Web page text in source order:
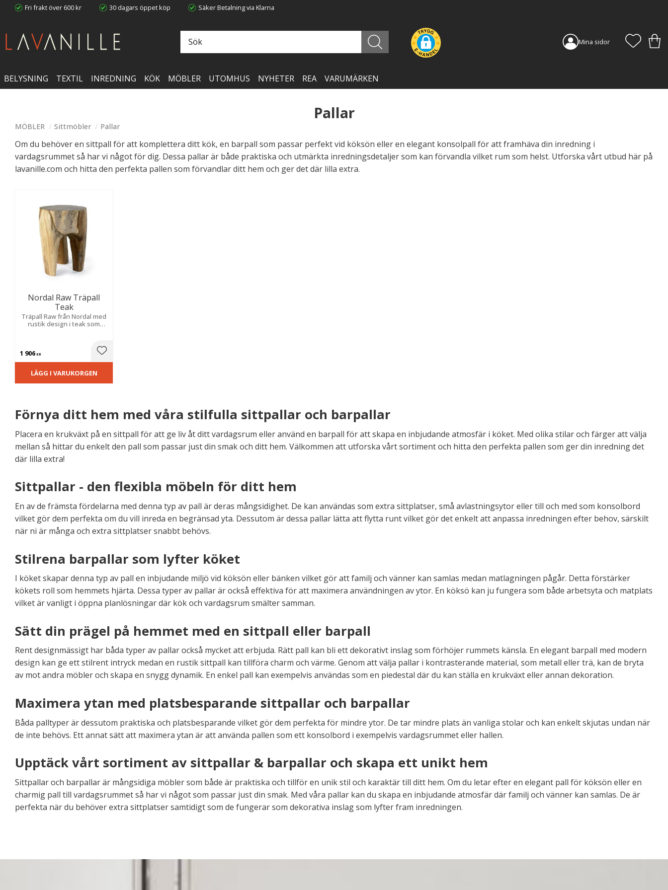
Fri frakt över 600 kr 30 dagars öppet köp Säker Betalning via Klarna
Mina sidor
BELYSNING TEXTIL INREDNING KÖK MÖBLER UTOMHUS NYHETER REA VARUMÄRKEN
Pallar
MÖBLER Sittmöbler Pallar
Om du behöver en sittpall för att komplettera ditt kök, en barpall som passar perfekt vid köksön eller en elegant konsolpall för att framhäva din inredning i
vardagsrummet så har vi något för dig. Dessa pallar är både praktiska och utmärkta inredningsdetaljer som kan förvandla vilket rum som helst. Utforska vårt utbud här på
lavanille.com och hitta den perfekta pallen som förvandlar ditt hem och ger det där lilla extra.
Nordal Raw Träpall
Teak
Träpall Raw från Nordal med
rustik design i teak som
1 906 KR Lägg till i favoriter
LÄGG I VARUKORGEN
Förnya ditt hem med våra stilfulla sittpallar och barpallar
Placera en krukväxt på en sittpall för att ge liv åt ditt vardagsrum eller använd en barpall för att skapa en inbjudande atmosfär i köket. Med olika stilar och färger att välja
mellan så hittar du enkelt den pall som passar just din smak och ditt hem. Välkommen att utforska vårt sortiment och hitta den perfekta pallen som ger din inredning det
där lilla extra!
Sittpallar - den flexibla möbeln för ditt hem
En av de främsta fördelarna med denna typ av pall är deras mångsidighet. De kan användas som extra sittplatser, små avlastningsytor eller till och med som konsolbord
vilket gör dem perfekta om du vill inreda en begränsad yta. Dessutom är dessa pallar lätta att flytta runt vilket gör det enkelt att anpassa inredningen efter behov, särskilt
när ni är många och extra sittplatser snabbt behövs.
Stilrena barpallar som lyfter köket
I köket skapar denna typ av pall en inbjudande miljö vid köksön eller bänken vilket gör att familj och vänner kan samlas medan matlagningen pågår. Detta förstärker
kökets roll som hemmets hjärta. Dessa typer av pallar är också effektiva för att maximera användningen av ytor. En köksö kan ju fungera som både arbetsyta och matplats
vilket är vanligt i öppna planlösningar där kök och vardagsrum smälter samman.
Sätt din prägel på hemmet med en sittpall eller barpall
Rent designmässigt har båda typer av pallar också mycket att erbjuda. Rätt pall kan bli ett dekorativt inslag som förhöjer rummets känsla. En elegant barpall med modern
design kan ge ett stilrent intryck medan en rustik sittpall kan tillföra charm och värme. Genom att välja pallar i kontrasterande material, som metall eller trä, kan de bryta
av mot andra möbler och skapa en snygg dynamik. En enkel pall kan exempelvis användas som en piedestal där du kan ställa en krukväxt eller annan dekoration.
Maximera ytan med platsbesparande sittpallar och barpallar
Båda palltyper är dessutom praktiska och platsbesparande vilket gör dem perfekta för mindre ytor. De tar mindre plats än vanliga stolar och kan enkelt skjutas undan när
de inte behövs. Ett annat sätt att maximera ytan är att använda pallen som ett konsolbord i exempelvis vardagsrummet eller hallen.
Upptäck vårt sortiment av sittpallar & barpallar och skapa ett unikt hem
Sittpallar och barpallar är mångsidiga möbler som både är praktiska och tillför en unik stil och karaktär till ditt hem. Om du letar efter en elegant pall för köksön eller en
charmig pall till vardagsrummet så har vi något som passar just din smak. Med våra pallar kan du skapa en inbjudande atmosfär där familj och vänner kan samlas. De är
perfekta när du behöver extra sittplatser samtidigt som de fungerar som dekorativa inslag som lyfter fram inredningen.